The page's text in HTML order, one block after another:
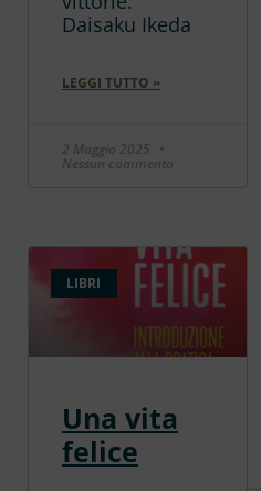
Daisaku Ikeda
LEGGI TUTTO »
2 Maggio 2025
Nessun commento
LIBRI
Una vita
felice